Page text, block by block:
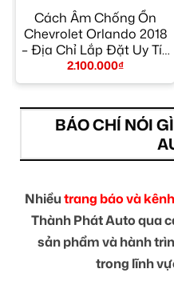
Cách Âm Chống Ồn
Chevrolet Orlando 2018
– Địa Chỉ Lắp Đặt Uy Tín
TPHCM
2.100.000₫
BÁO CHÍ NÓI
Nhiềutrang báo và
Thành Phát Auto qua
sản phẩm và hành
trong lĩnh